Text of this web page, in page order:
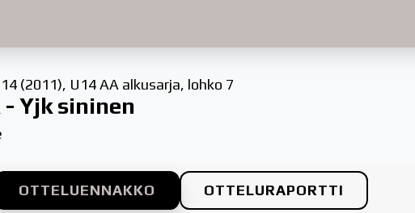
(2011), U14 AA alkusarja, lohko 7
- Yjk sininen
OTTELUENNAKKO OTTELURAPORTTI